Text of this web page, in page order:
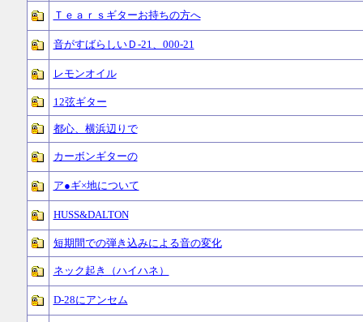
Ｔｅａｒｓギターお持ちの方へ
音がすばらしいＤ-21、000-21
レモンオイル
12弦ギター
都心、横浜辺りで
カーボンギターの
ア●ギ×地について
HUSS&DALTON
短期間での弾き込みによる音の変化
ネック起き（ハイハネ）
D-28にアンセム